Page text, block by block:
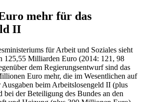
mehr für das
II
für Arbeit und Soziales sieht
125,55 Milliarden Euro (2014: 121, 98
dem Regierungsentwurf sind das
Euro mehr, die im Wesentlichen auf
beim Arbeitslosengeld II (plus
der Beteiligung des Bundes an den